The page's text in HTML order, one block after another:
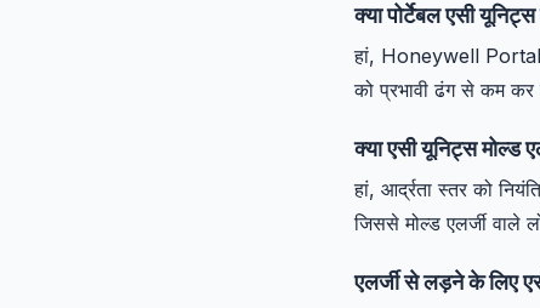
क्या पोर्टेबल एसी
हां, Honeywell
को प्रभावी ढंग से कम
क्या एसी यूनिट्स मोल्ड
हां, आर्द्रता स्तर को
जिससे मोल्ड एलर्जी वाले
एलर्जी से लड़ने के लिए